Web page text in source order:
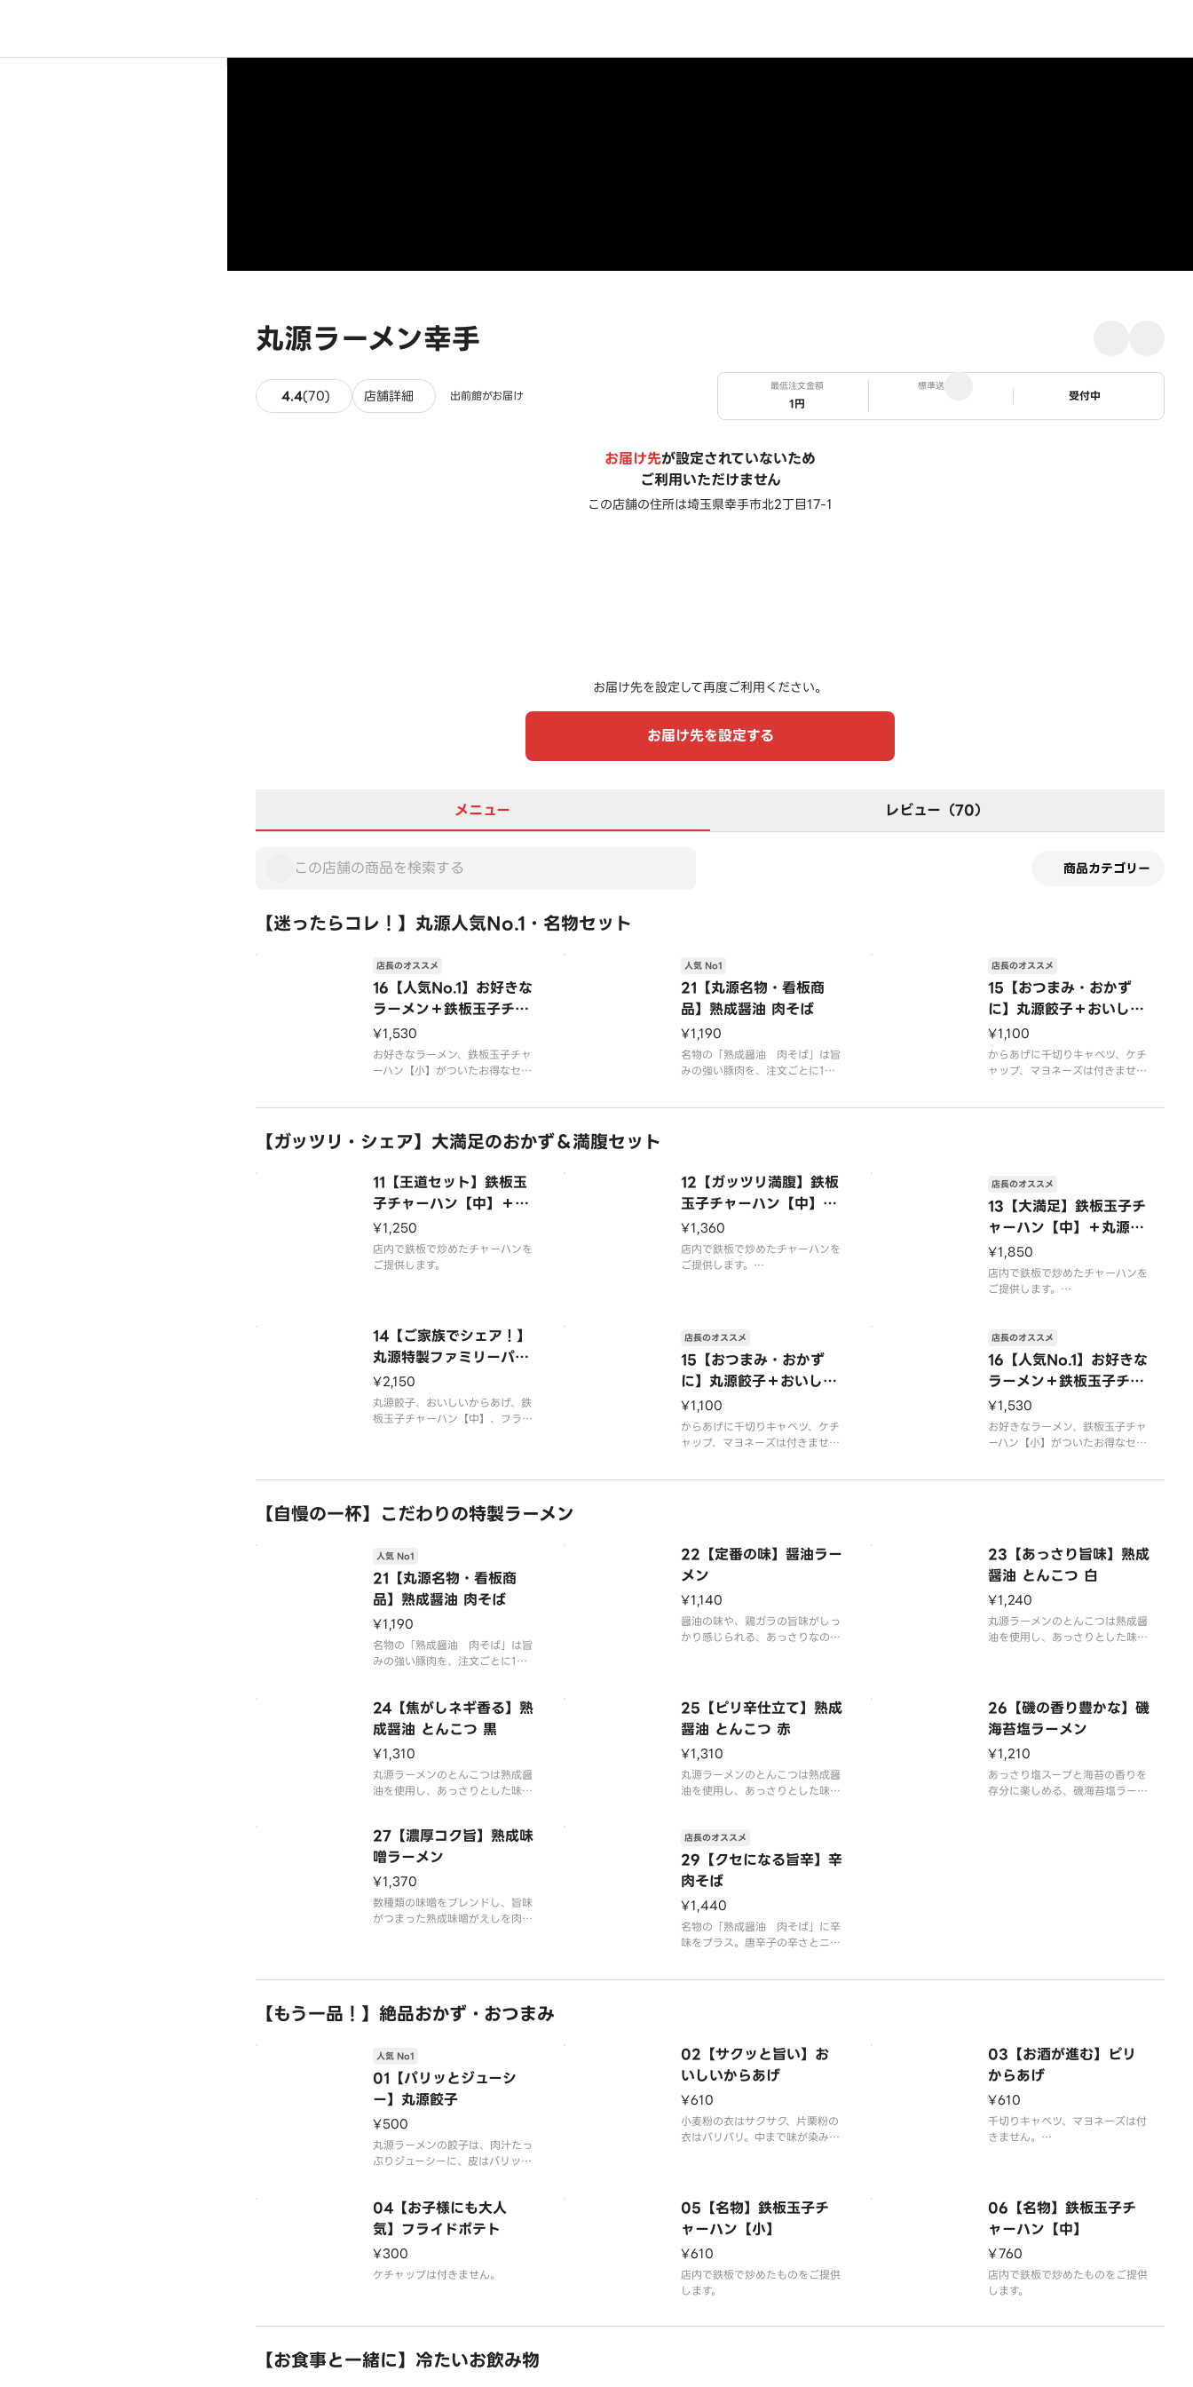
丸源ラーメン幸手
4.4(70) 70件のレビュー
店舗詳細 出前館がお届け
最低注文金額
1円
標準送料
ステータス
受付中
お届け先が設定されていないため
ご利用いただけません
この店舗の住所は埼玉県幸手市北2丁目17-1
お届け先を設定して再度ご利用ください。
お届け先を設定する
メニュー レビュー（70）
商品カテゴリー
【迷ったらコレ！】丸源人気No.1・名物セット
16【人気No.1】お好きな
ラーメン＋鉄板玉子チャ
ーハン【小】セット
店長のオススメ
¥1,530
お好きなラーメン、鉄板玉子チャ
ーハン【小】がついたお得なセッ
※写真はイメージです
21【丸源名物・看板商
品】熟成醤油 肉そば
人気 No1
¥1,190
名物の「熟成醤油 肉そば」は旨
みの強い豚肉を、注文ごとに1杯1
15【おつまみ・おかず
に】丸源餃子＋おいしい
からあげコンビ
店長のオススメ
¥1,100
からあげに千切りキャベツ、ケチ
ャップ、マヨネーズは付きませ
【ガッツリ・シェア】大満足のおかず＆満腹セット
11【王道セット】鉄板玉
子チャーハン【中】＋丸
源餃子
¥1,250
店内で鉄板で炒めたチャーハンを
ご提供します。
12【ガッツリ満腹】鉄板
玉子チャーハン【中】＋
からあげ
¥1,360
店内で鉄板で炒めたチャーハンを
ご提供します。
13【大満足】鉄板玉子チ
ャーハン【中】＋丸源餃
子＋おいしいからあげ
店長のオススメ
¥1,850
店内で鉄板で炒めたチャーハンを
ご提供します。
14【ご家族でシェア！】
丸源特製ファミリーパッ
ク
¥2,150
丸源餃子、おいしいからあげ、鉄
板玉子チャーハン【中】、フライ
ケチャップは付きません。
15【おつまみ・おかず
に】丸源餃子＋おいしい
からあげコンビ
店長のオススメ
¥1,100
からあげに千切りキャベツ、ケチ
ャップ、マヨネーズは付きませ
16【人気No.1】お好きな
ラーメン＋鉄板玉子チャ
ーハン【小】セット
店長のオススメ
¥1,530
お好きなラーメン、鉄板玉子チャ
ーハン【小】がついたお得なセッ
【自慢の一杯】こだわりの特製ラーメン
21【丸源名物・看板商
品】熟成醤油 肉そば
人気 No1
¥1,190
名物の「熟成醤油 肉そば」は旨
みの強い豚肉を、注文ごとに1杯1
です
※写真はイメージです（容器代2
0円を含みます）
22【定番の味】醤油ラー
メン
¥1,140
醤油の味や、鶏ガラの旨味がしっ
かり感じられる、あっさりなのに
※写真はイメージです
（容器代20円を含みます）
23【あっさり旨味】熟成
醤油 とんこつ 白
¥1,240
丸源ラーメンのとんこつは熟成醤
油を使用し、あっさりとした味の
さりとした味の中に旨みやコクを
感じられる1品です。
※写真はイメージです（容器代2
0円を含みます）
24【焦がしネギ香る】熟
成醤油 とんこつ 黒
¥1,310
丸源ラーメンのとんこつは熟成醤
油を使用し、あっさりとした味の
熟成醤油とんこつに焦がしねぎマ
ー油が入ったやみつきになる1品
※写真はイメージです（容器代2
0円を含みます）
25【ピリ辛仕立て】熟成
醤油 とんこつ 赤
¥1,310
丸源ラーメンのとんこつは熟成醤
油を使用し、あっさりとした味の
熟成醤油とんこつに旨味唐辛子が
効いた、辛さだけでなく旨味も楽
しめる1品です。
※写真はイメージです（容器代2
0円を含みます）
26【磯の香り豊かな】磯
海苔塩ラーメン
¥1,210
あっさり塩スープと海苔の香りを
存分に楽しめる、磯海苔塩ラーメ
27【濃厚コク旨】熟成味
噌ラーメン
¥1,370
数種類の味噌をブレンドし、旨味
がつまった熟成味噌がえしを肉そ
ぴったりで食べ応えのある1杯で
※海苔はつきません
29【クセになる旨辛】辛
肉そば
店長のオススメ
¥1,440
名物の「熟成醤油 肉そば」に辛
味をプラス。唐辛子の辛さとニラ
0円を含みます）
【もう一品！】絶品おかず・おつまみ
01【パリッとジューシ
ー】丸源餃子
人気 No1
¥500
丸源ラーメンの餃子は、肉汁たっ
ぷりジューシーに、皮はパリッと
02【サクッと旨い】お
いしいからあげ
¥610
小麦粉の衣はサクサク、片栗粉の
衣はバリバリ。中まで味が染み込
※千切りキャベツ、マヨネーズ、
ケチャップは付きません
03【お酒が進む】ピリ
からあげ
¥610
千切りキャベツ、マヨネーズは付
きません。
04【お子様にも大人
気】フライドポテト
¥300
ケチャップは付きません。
05【名物】鉄板玉子チ
ャーハン【小】
¥610
店内で鉄板で炒めたものをご提供
します。
06【名物】鉄板玉子チ
ャーハン【中】
¥760
店内で鉄板で炒めたものをご提供
します。
【お食事と一緒に】冷たいお飲み物